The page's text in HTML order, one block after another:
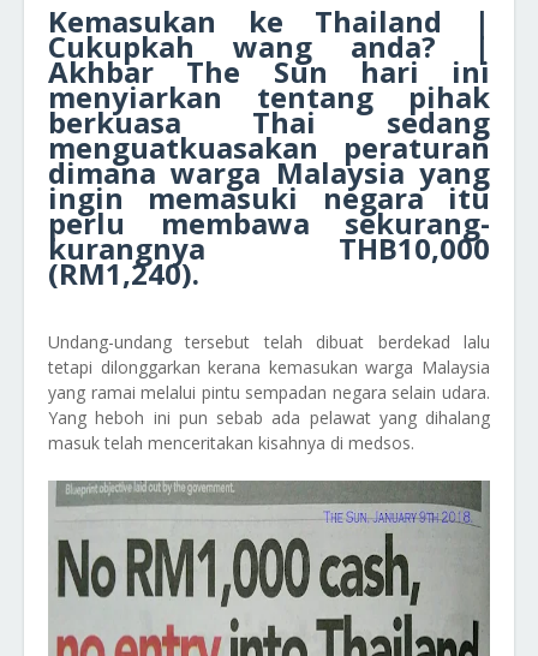
Kemasukan ke Thailand |
Cukupkah wang anda? |
Akhbar The Sun hari ini
menyiarkan tentang pihak
berkuasa Thai sedang
menguatkuasakan peraturan
dimana warga Malaysia yang
ingin memasuki negara itu
perlu membawa sekurang-
kurangnya THB10,000
(RM1,240).
Undang-undang tersebut telah dibuat berdekad lalu
tetapi dilonggarkan kerana kemasukan warga Malaysia
yang ramai melalui pintu sempadan negara selain udara.
Yang heboh ini pun sebab ada pelawat yang dihalang
masuk telah menceritakan kisahnya di medsos.